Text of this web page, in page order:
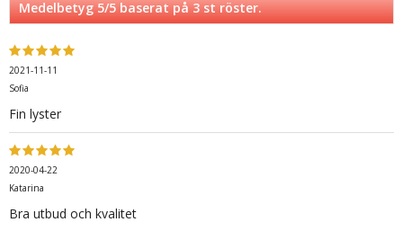
Medelbetyg5/5 baserat på3st röster.
2021-11-11
Sofia
Fin lyster
2020-04-22
Katarina
Bra utbud och kvalitet